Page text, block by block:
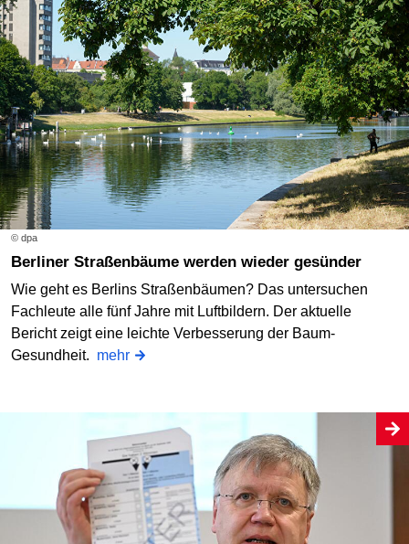
© dpa
Berliner Straßenbäume werden wieder gesünder
Wie geht es Berlins Straßenbäumen? Das untersuchen
Fachleute alle fünf Jahre mit Luftbildern. Der aktuelle
Bericht zeigt eine leichte Verbesserung der Baum-
Gesundheit. mehr